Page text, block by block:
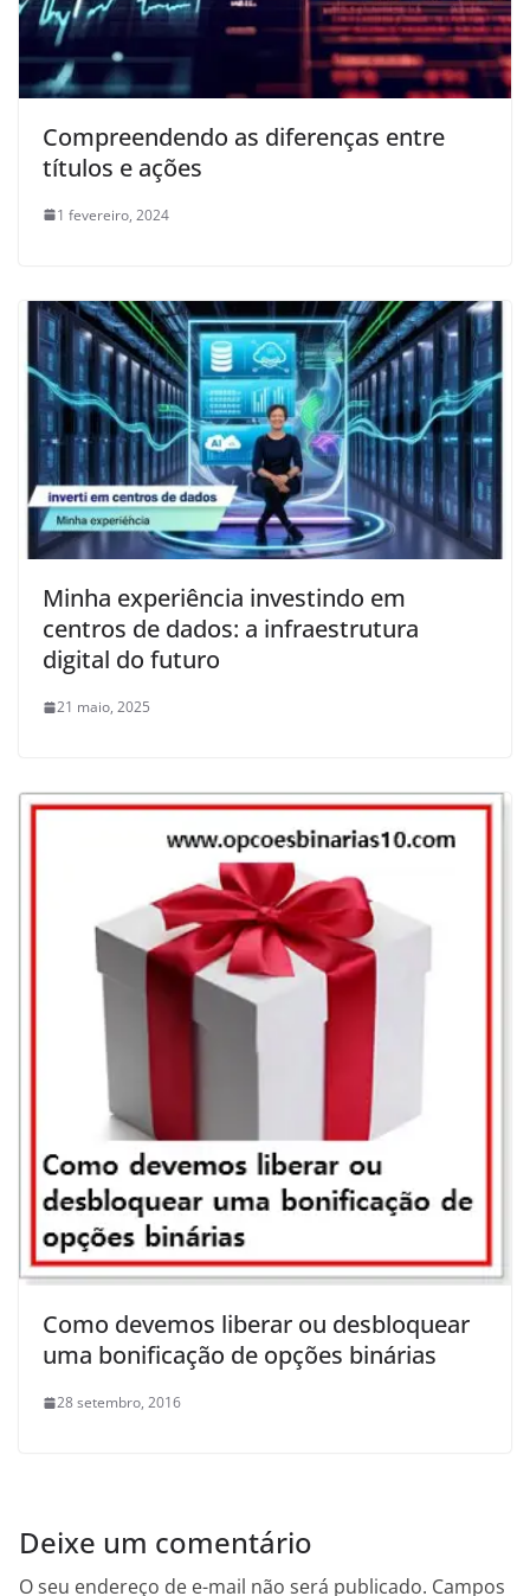
Compreendendo as diferenças entre
títulos e ações
1 fevereiro, 2024
Minha experiência investindo em
centros de dados: a infraestrutura
digital do futuro
21 maio, 2025
Como devemos liberar ou desbloquear
uma bonificação de opções binárias
28 setembro, 2016
Deixe um comentário
O seu endereço de e-mail não será publicado. Campos